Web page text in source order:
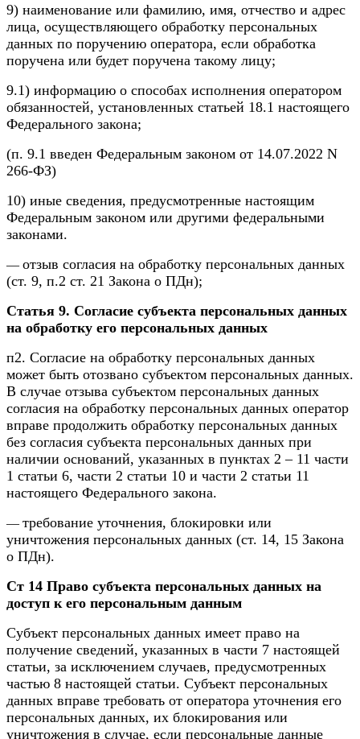
9) наименование или фамилию, имя, отчество и адрес
лица, осуществляющего обработку персональных
данных по поручению оператора, если обработка
поручена или будет поручена такому лицу;
9.1) информацию о способах исполнения оператором
обязанностей, установленных статьей 18.1 настоящего
Федерального закона;
(п. 9.1 введен Федеральным законом от 14.07.2022 N
266-ФЗ)
10) иные сведения, предусмотренные настоящим
Федеральным законом или другими федеральными
законами.
— отзыв согласия на обработку персональных данных
(ст. 9, п.2 ст. 21 Закона о ПДн);
Статья 9. Согласие субъекта персональных данных
на обработку его персональных данных
п2. Согласие на обработку персональных данных
может быть отозвано субъектом персональных данных.
В случае отзыва субъектом персональных данных
согласия на обработку персональных данных оператор
вправе продолжить обработку персональных данных
без согласия субъекта персональных данных при
наличии оснований, указанных в пунктах 2 – 11 части
1 статьи 6, части 2 статьи 10 и части 2 статьи 11
настоящего Федерального закона.
— требование уточнения, блокировки или
уничтожения персональных данных (ст. 14, 15 Закона
о ПДн).
Ст 14 Право субъекта персональных данных на
доступ к его персональным данным
Субъект персональных данных имеет право на
получение сведений, указанных в части 7 настоящей
статьи, за исключением случаев, предусмотренных
частью 8 настоящей статьи. Субъект персональных
данных вправе требовать от оператора уточнения его
персональных данных, их блокирования или
уничтожения в случае, если персональные данные